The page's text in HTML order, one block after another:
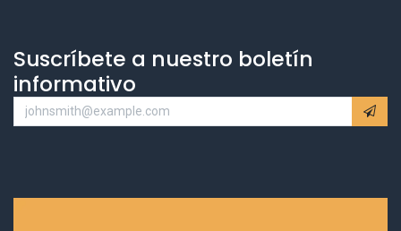
Suscríbete a nuestro boletín
informativo